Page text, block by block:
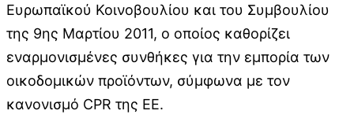
Ευρωπαϊκού Κοινοβουλίου και του Συμβουλίου
της 9ης Μαρτίου 2011, ο οποίος καθορίζει
εναρμονισμένες συνθήκες για την εμπορία των
οικοδομικών προϊόντων, σύμφωνα με τον
κανονισμό CPR της ΕΕ.